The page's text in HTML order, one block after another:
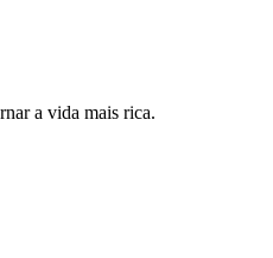
a vida mais rica.